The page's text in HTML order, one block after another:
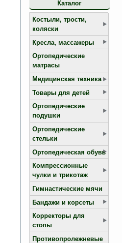
Каталог
Костыли, трости,
коляски
Кресла, массажеры
Ортопедические
матрасы
Медицинская техника
Товары для детей
Ортопедические
подушки
Ортопедические
стельки
Ортопедическая обувь
Компрессионные
чулки и трикотаж
Гимнастические мячи
Бандажи и корсеты
Корректоры для
стопы
Противопролежневые